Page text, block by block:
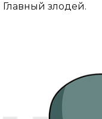
Главный злодей.